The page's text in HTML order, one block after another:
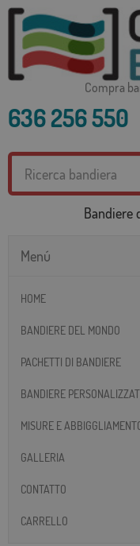
Compra
636 256 550
Bandiere
Menú
HOME
BANDIERE DEL MONDO
PACHETTI DI BANDIERE
BANDIERE
MISURE E
GALLERIA
CONTATTO
CARRELLO